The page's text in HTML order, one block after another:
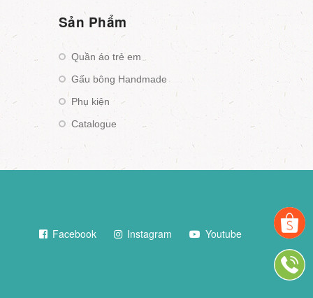
Sản Phẩm
Quần áo trẻ em
Gấu bông Handmade
Phụ kiện
Catalogue
Facebook Instagram Youtube